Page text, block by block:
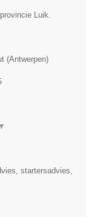
Luik.
(Antwerpen)
▼
startersadvies,